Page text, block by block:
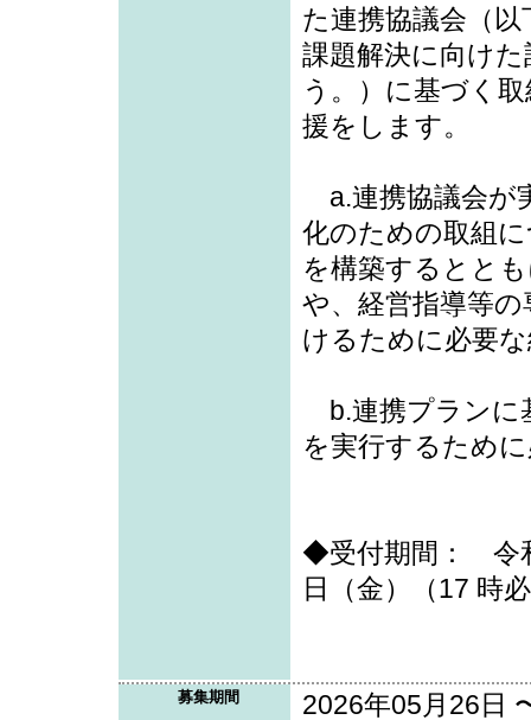
た連携協議会（
課題解決に向け
う。）に基づく
援をします。
a.連携協議会が
化のための取組
を構築するとと
や、経営指導等
けるために必要
b.連携プランに
を実行するため
◆受付期間： 令
日（金）（17 時
募集期間 2026年05月26日